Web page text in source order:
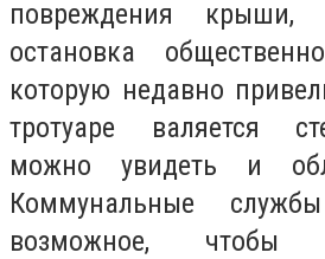
повреждения крыши,
остановка
которую недавно
тротуаре валяется
можно увидеть и
Коммунальные
возможное, чтобы